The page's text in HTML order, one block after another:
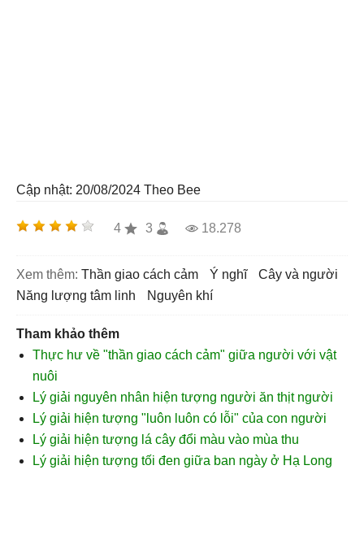
Cập nhật: 20/08/2024 Theo Bee
4 3 18.278
Xem thêm: thần giao cách cảm ý nghĩ
cây và người
năng lượng tâm linh
nguyên khí
Tham khảo thêm
Thực hư về "thần giao cách cảm" giữa người với vật
nuôi
Lý giải nguyên nhân hiện tượng người ăn thịt người
Lý giải hiện tượng "luôn luôn có lỗi" của con người
Lý giải hiện tượng lá cây đổi màu vào mùa thu
Lý giải hiện tượng tối đen giữa ban ngày ở Hạ Long